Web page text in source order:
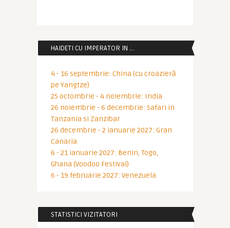
HAIDETI CU IMPERATOR IN …
4 - 16 septembrie: China (cu croazieră
pe Yangtze)
25 octombrie - 4 noiembrie: India
26 noiembrie - 6 decembrie: Safari in
Tanzania si Zanzibar
26 decembrie - 2 ianuarie 2027: Gran
Canaria
6 - 21 ianuarie 2027: Benin, Togo,
Ghana (Voodoo Festival)
6 - 19 februarie 2027: Venezuela
STATISTICI VIZITATORI